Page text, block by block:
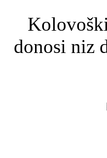
donosi niz